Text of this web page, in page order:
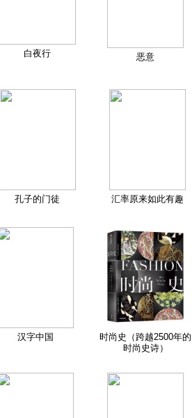
白夜行 恶意
孔子的门徒 汇率原来如此有趣
汉字中国
时尚史（跨越2500年的
时尚史诗）